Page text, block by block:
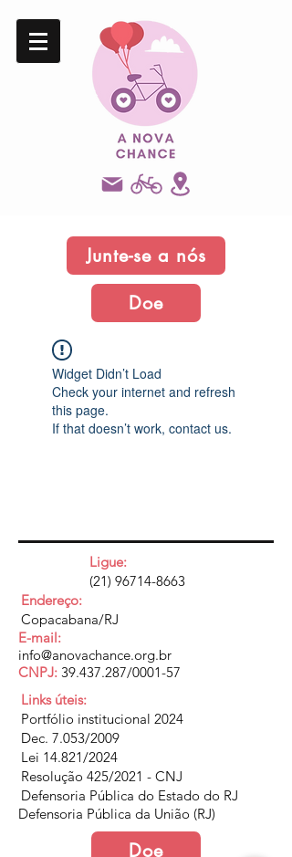
Junte-se a nós
Doe
Widget Didn’t Load
Check your internet and refresh
this page.
If that doesn’t work, contact us.
Ligue:
(21) 96714-8663
Endereço:
Copacabana/RJ
E-mail:
info@anovachance.org.br
CNPJ: 39.437.287/0001-57
Links úteis:
Portfólio institucional 2024
Dec. 7.053/2009
Lei 14.821/2024
Resolução 425/2021 - CNJ
Defensoria Pública do Estado do RJ
Defensoria Pública da União (RJ)
Doe